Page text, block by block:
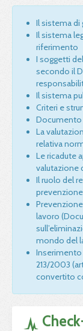
Il sistema di
Il sistema
riferimento
I soggetti
secondo il
Il sistema
Criteri e
Documento
La
relativa
Le ricadute
valutazione
Il ruolo del
lavoro
mondo del
Inserimento
213/2003
convertito